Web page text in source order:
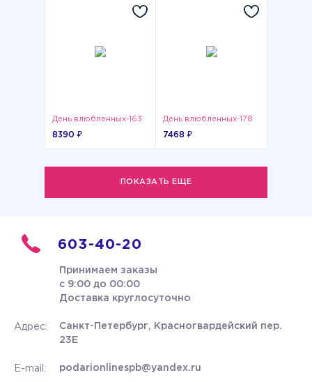
День влюбленных-163
8390 ₽
День влюбленных-178
7468 ₽
ПОКАЗАТЬ ЕЩЕ
603-40-20
Принимаем заказы
с 9:00 до 00:00
Доставка круглосуточно
Адрес:
Санкт-Петербург, Красногвардейский пер.
23Е
E-mail: podarionlinespb@yandex.ru